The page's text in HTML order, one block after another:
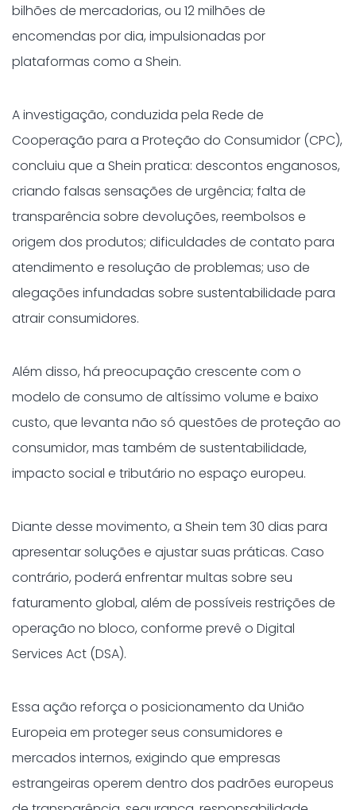
bilhões de mercadorias, ou 12 milhões de
encomendas por dia, impulsionadas por
plataformas como a Shein.
A investigação, conduzida pela Rede de
Cooperação para a Proteção do Consumidor (CPC),
concluiu que a Shein pratica: descontos enganosos,
criando falsas sensações de urgência; falta de
transparência sobre devoluções, reembolsos e
origem dos produtos; dificuldades de contato para
atendimento e resolução de problemas; uso de
alegações infundadas sobre sustentabilidade para
atrair consumidores.
Além disso, há preocupação crescente com o
modelo de consumo de altíssimo volume e baixo
custo, que levanta não só questões de proteção ao
consumidor, mas também de sustentabilidade,
impacto social e tributário no espaço europeu.
Diante desse movimento, a Shein tem 30 dias para
apresentar soluções e ajustar suas práticas. Caso
contrário, poderá enfrentar multas sobre seu
faturamento global, além de possíveis restrições de
operação no bloco, conforme prevê o Digital
Services Act (DSA).
Essa ação reforça o posicionamento da União
Europeia em proteger seus consumidores e
mercados internos, exigindo que empresas
estrangeiras operem dentro dos padrões europeus